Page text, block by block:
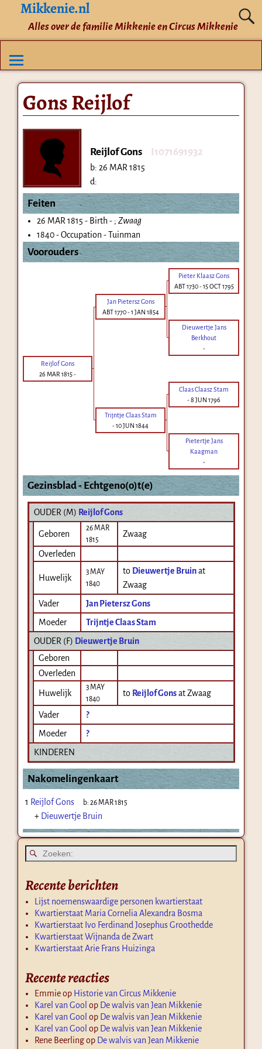
Mikkenie.nl
Alles over de familie Mikkenie en Circus Mikkenie
Gons Reijlof
Reijlof Gons I1071691932
b: 26 MAR 1815
d:
Feiten
26 MAR 1815 - Birth - ; Zwaag
1840 - Occupation - Tuinman
Voorouders
Pieter Klaasz Gons
ABT 1730-15 OCT 1795
Jan Pietersz Gons
ABT 1770-1 JAN 1854
Dieuwertje Jans
Berkhout
-
Reijlof Gons
26 MAR 1815-
Claas Claasz Stam
-8 JUN 1796
Trijntje Claas Stam
-10 JUN 1844
Pietertje Jans
Kaagman
-
Gezinsblad - Echtgeno(o)t(e)
OUDER (M) Reijlof Gons
Geboren
26 MAR
1815
Zwaag
Overleden
Huwelijk
3 MAY
1840
to Dieuwertje Bruin at
Zwaag
Vader
Jan Pietersz Gons
Moeder
Trijntje Claas Stam
OUDER (F) Dieuwertje Bruin
Geboren
Overleden
Huwelijk
3 MAY
1840
to Reijlof Gons at Zwaag
Vader
?
Moeder
?
KINDEREN
Nakomelingenkaart
1 Reijlof Gons b:26 MAR 1815
+ Dieuwertje Bruin
Recente berichten
Lijst noemenswaardige personen kwartierstaat
Kwartierstaat Maria Cornelia Alexandra Bosma
Kwartierstaat Ivo Ferdinand Josephus Groothedde
Kwartierstaat Wijnanda de Zwart
Kwartierstaat Arie Frans Huizinga
Recente reacties
Emmieop Historie van Circus Mikkenie
Karel van Gool op De walvis van Jean Mikkenie
Karel van Gool op De walvis van Jean Mikkenie
Karel van Gool op De walvis van Jean Mikkenie
Rene Beerlingop De walvis van Jean Mikkenie